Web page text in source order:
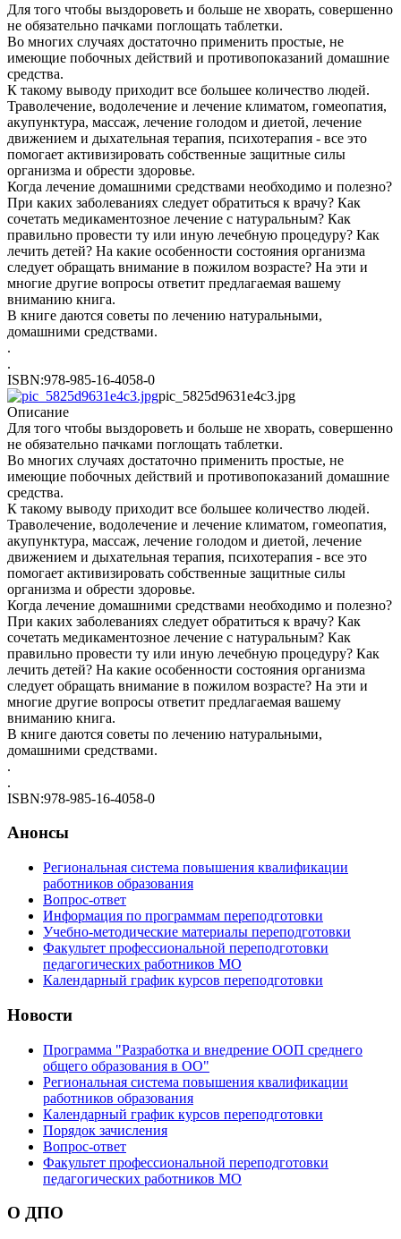
Для того чтобы выздороветь и больше не хворать, совершенно
не обязательно пачками поглощать таблетки.
Во многих случаях достаточно применить простые, не
имеющие побочных действий и противопоказаний домашние
средства.
К такому выводу приходит все большее количество людей.
Траволечение, водолечение и лечение климатом, гомеопатия,
акупунктура, массаж, лечение голодом и диетой, лечение
движением и дыхательная терапия, психотерапия - все это
помогает активизировать собственные защитные силы
организма и обрести здоровье.
Когда лечение домашними средствами необходимо и полезно?
При каких заболеваниях следует обратиться к врачу? Как
сочетать медикаментозное лечение с натуральным? Как
правильно провести ту или иную лечебную процедуру? Как
лечить детей? На какие особенности состояния организма
следует обращать внимание в пожилом возрасте? На эти и
многие другие вопросы ответит предлагаемая вашему
вниманию книга.
В книге даются советы по лечению натуральными,
домашними средствами.
.
.
ISBN:978-985-16-4058-0
pic_5825d9631e4c3.jpg
Описание
Для того чтобы выздороветь и больше не хворать, совершенно
не обязательно пачками поглощать таблетки.
Во многих случаях достаточно применить простые, не
имеющие побочных действий и противопоказаний домашние
средства.
К такому выводу приходит все большее количество людей.
Траволечение, водолечение и лечение климатом, гомеопатия,
акупунктура, массаж, лечение голодом и диетой, лечение
движением и дыхательная терапия, психотерапия - все это
помогает активизировать собственные защитные силы
организма и обрести здоровье.
Когда лечение домашними средствами необходимо и полезно?
При каких заболеваниях следует обратиться к врачу? Как
сочетать медикаментозное лечение с натуральным? Как
правильно провести ту или иную лечебную процедуру? Как
лечить детей? На какие особенности состояния организма
следует обращать внимание в пожилом возрасте? На эти и
многие другие вопросы ответит предлагаемая вашему
вниманию книга.
В книге даются советы по лечению натуральными,
домашними средствами.
.
.
ISBN:978-985-16-4058-0
Анонсы
Региональная система повышения квалификации
работников образования
Вопрос-ответ
Информация по программам переподготовки
Учебно-методические материалы переподготовки
Факультет профессиональной переподготовки
педагогических работников МО
Календарный график курсов переподготовки
Новости
Программа "Разработка и внедрение ООП среднего
общего образования в ОО"
Региональная система повышения квалификации
работников образования
Календарный график курсов переподготовки
Порядок зачисления
Вопрос-ответ
Факультет профессиональной переподготовки
педагогических работников МО
О ДПО